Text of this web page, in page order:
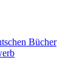
Bücher